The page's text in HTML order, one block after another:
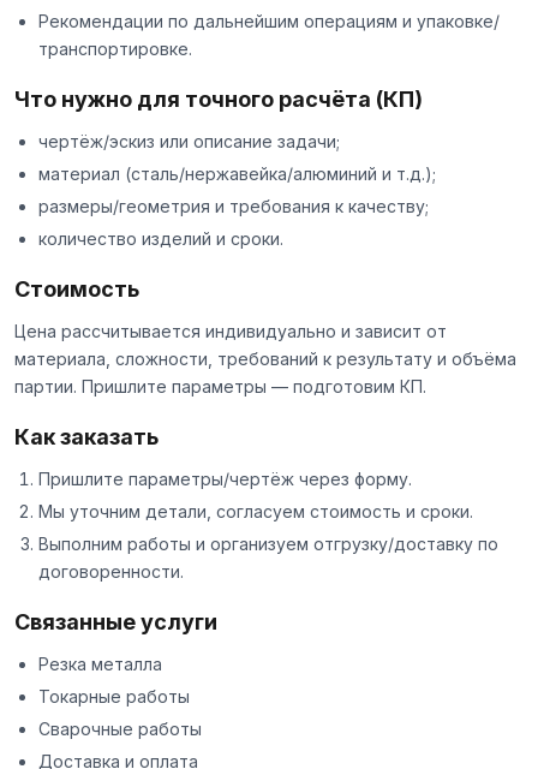
Рекомендации по дальнейшим операциям и упаковке/
транспортировке.
Что нужно для точного расчёта (КП)
чертёж/эскиз или описание задачи;
материал (сталь/нержавейка/алюминий и т.д.);
размеры/геометрия и требования к качеству;
количество изделий и сроки.
Стоимость
Цена рассчитывается индивидуально и зависит от
материала, сложности, требований к результату и объёма
партии. Пришлите параметры — подготовим КП.
Как заказать
Пришлите параметры/чертёж через форму.
Мы уточним детали, согласуем стоимость и сроки.
Выполним работы и организуем отгрузку/доставку по
договоренности.
Связанные услуги
Резка металла
Токарные работы
Сварочные работы
Доставка и оплата